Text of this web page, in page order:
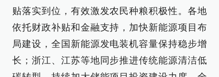
贴落实到位，有效激发农民种粮积极性。各地
依托财政补贴和金融支持，加快新能源项目布
局建设，全国新能源发电装机容量保持稳步增
长；浙江、江苏等地同步推进传统能源清洁低